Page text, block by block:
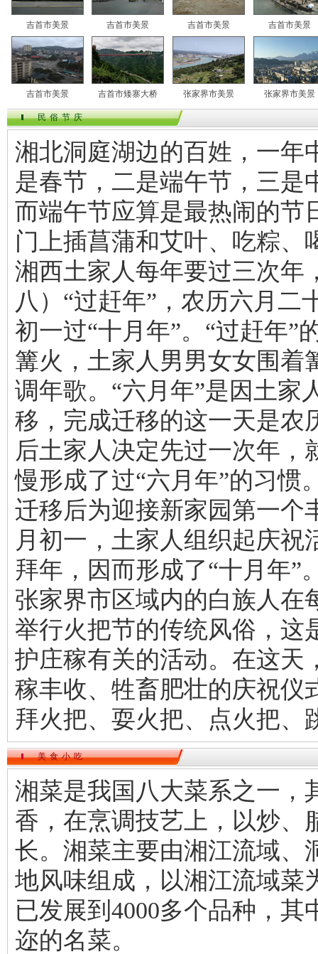
吉首市美景 吉首市美景 吉首市美景 吉首市美景
吉首市美景 吉首市矮寨大桥 张家界市美景 张家界市美景
民俗节庆
湘北洞庭湖边的百姓，一年
是春节，二是端午节，三是
而端午节应算是最热闹的节
门上插菖蒲和艾叶、吃粽、
湘西土家人每年要过三次年
八）“过赶年”，农历六月二
初一过“十月年”。“过赶年”
篝火，土家人男男女女围着
调年歌。“六月年”是因土家
移，完成迁移的这一天是农
后土家人决定先过一次年，
慢形成了过“六月年”的习惯
迁移后为迎接新家园第一个
月初一，土家人组织起庆祝
拜年，因而形成了“十月年”
张家界市区域内的白族人在
举行火把节的传统风俗，这
护庄稼有关的活动。在这天
稼丰收、牲畜肥壮的庆祝仪
拜火把、耍火把、点火把、
美食小吃
湘菜是我国八大菜系之一，
香，在烹调技艺上，以炒、
长。湘菜主要由湘江流域、
地风味组成，以湘江流域菜
已发展到4000多个品种，其
迩的名菜。